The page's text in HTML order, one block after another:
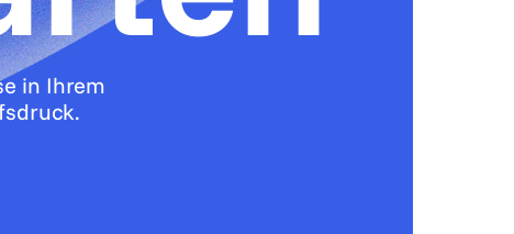
in Ihrem